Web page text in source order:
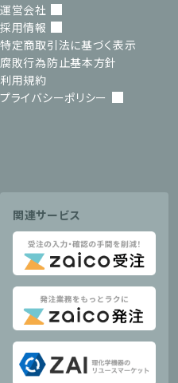
運営会社
採用情報
特定商取引法に基づく表示
腐敗行為防止基本方針
利用規約
プライバシーポリシー
関連サービス